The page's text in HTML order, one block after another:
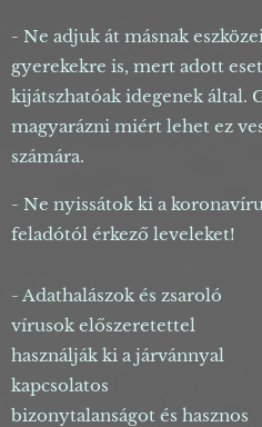
- Ne adjuk át másnak
gyerekekre is, mert adott
kijátszhatóak idegenek által.
magyarázni miért lehet ez
számára.
- Ne nyissátok ki a
feladótól érkező leveleket!
- Adathalászok és zsaroló
vírusok előszeretettel
használják ki a járvánnyal
kapcsolatos
bizonytalanságot és hasznos